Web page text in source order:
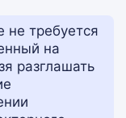
не требуется
на
разглашать